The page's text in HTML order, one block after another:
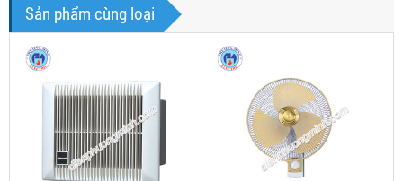
Sản phẩm cùng loại